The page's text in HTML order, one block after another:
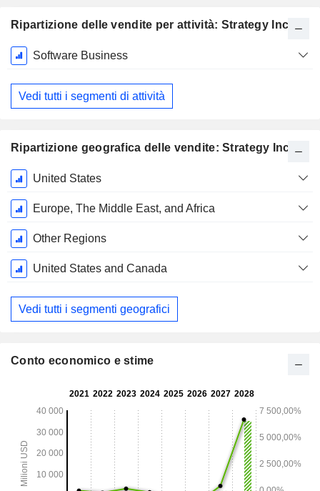
Ripartizione delle vendite per attività: Strategy Inc
Periodo
Fiscale:
Dicembre
Software Business
Vedi tutti i segmenti di attività
Ripartizione geografica delle vendite: Strategy Inc
Periodo
Fiscale:
Dicembre
United States
Europe, The Middle East, and Africa
Other Regions
United States and Canada
Vedi tutti i segmenti geografici
Conto economico e stime